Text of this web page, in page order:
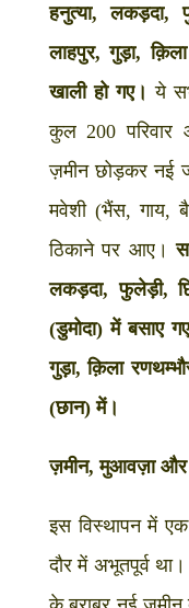
हनुत्या, लकड़दा,
लाहपुर, गुड़ा,
खाली हो गए। ये
कुल 200 परिवार
ज़मीन छोड़कर नई
मवेशी (भैंस, गाय,
ठिकाने पर आए।
लकड़दा, फुलेड़ी,
(डुमोदा) में बसाए
गुड़ा, क़िला
(छान) में।
ज़मीन, मुआवज़ा और
इस विस्थापन में
दौर में अभूतपूर्व